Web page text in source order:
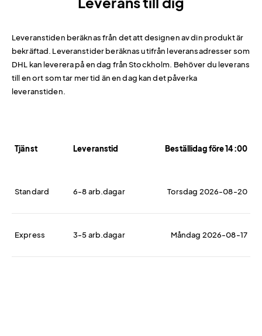
Leveranstiden beräknas från det att designen av din produkt är
bekräftad. Leveranstider beräknas utifrån leveransadresser som
DHL kan leverera på en dag från Stockholm. Behöver du leverans
till en ort som tar mer tid än en dag kan det påverka
leveranstiden.
Tjänst Leveranstid Beställidag före 14:00
Standard 6-8 arb.dagar Torsdag 2026-08-20
Express 3-5 arb.dagar Måndag 2026-08-17